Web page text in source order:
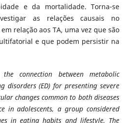
e da mortalidade. Torna-se
as relações causais no
relação aos TA, uma vez que são
e que podem persistir na
the connection between metabolic
disorders (ED) for presenting severe
changes common to both diseases
in adolescents, a group considered
in eating habits and lifestyle. The